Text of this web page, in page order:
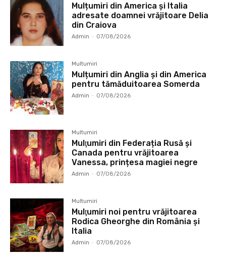
Mulțumiri din America și Italia
adresate doamnei vrăjitoare Delia
din Craiova
Admin - 07/08/2026
Multumiri
Mulțumiri din Anglia și din America
pentru tămăduitoarea Somerda
Admin - 07/08/2026
Multumiri
Mulţumiri din Federația Rusă și
Canada pentru vrăjitoarea
Vanessa, prințesa magiei negre
Admin - 07/08/2026
Multumiri
Mulţumiri noi pentru vrăjitoarea
Rodica Gheorghe din România și
Italia
Admin - 07/08/2026